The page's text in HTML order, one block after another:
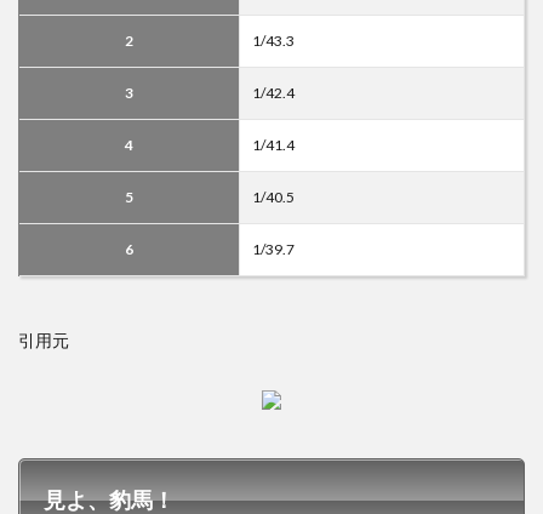
2 1/43.3
3 1/42.4
4 1/41.4
5 1/40.5
6 1/39.7
引用元
見よ、豹馬！